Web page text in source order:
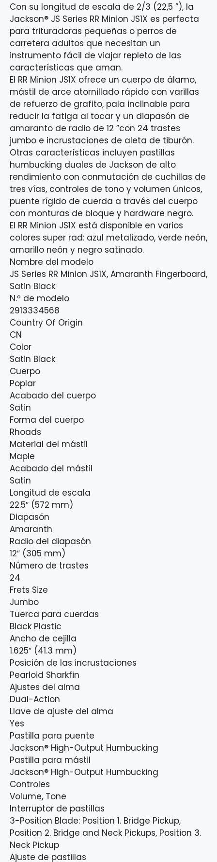
Con su longitud de escala de 2/3 (22,5 ”), la
Jackson® JS Series RR Minion JS1X es perfecta
para trituradoras pequeñas o perros de
carretera adultos que necesitan un
instrumento fácil de viajar repleto de las
características que aman.
El RR Minion JS1X ofrece un cuerpo de álamo,
mástil de arce atornillado rápido con varillas
de refuerzo de grafito, pala inclinable para
reducir la fatiga al tocar y un diapasón de
amaranto de radio de 12 ”con 24 trastes
jumbo e incrustaciones de aleta de tiburón.
Otras características incluyen pastillas
humbucking duales de Jackson de alto
rendimiento con conmutación de cuchillas de
tres vías, controles de tono y volumen únicos,
puente rígido de cuerda a través del cuerpo
con monturas de bloque y hardware negro.
El RR Minion JS1X está disponible en varios
colores super rad: azul metalizado, verde neón,
amarillo neón y negro satinado.
Nombre del modelo
JS Series RR Minion JS1X, Amaranth Fingerboard,
Satin Black
N.º de modelo
2913334568
Country Of Origin
CN
Color
Satin Black
Cuerpo
Poplar
Acabado del cuerpo
Satin
Forma del cuerpo
Rhoads
Material del mástil
Maple
Acabado del mástil
Satin
Longitud de escala
22.5″ (572 mm)
Diapasón
Amaranth
Radio del diapasón
12″ (305 mm)
Número de trastes
24
Frets Size
Jumbo
Tuerca para cuerdas
Black Plastic
Ancho de cejilla
1.625″ (41.3 mm)
Posición de las incrustaciones
Pearloid Sharkfin
Ajustes del alma
Dual-Action
Llave de ajuste del alma
Yes
Pastilla para puente
Jackson® High-Output Humbucking
Pastilla para mástil
Jackson® High-Output Humbucking
Controles
Volume, Tone
Interruptor de pastillas
3-Position Blade: Position 1. Bridge Pickup,
Position 2. Bridge and Neck Pickups, Position 3.
Neck Pickup
Ajuste de pastillas